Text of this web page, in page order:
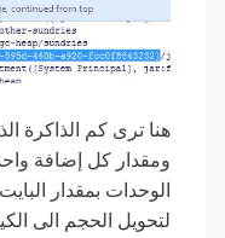
هنا ترى كم الذاكرة
ومقدار كل إضافة
لتحويل الحجم الى